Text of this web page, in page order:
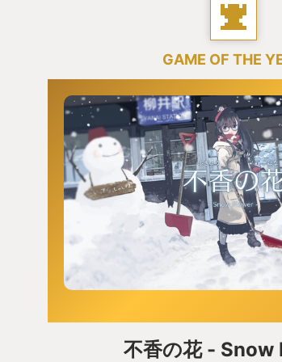
GAME OF THE
不香の花 - Snow